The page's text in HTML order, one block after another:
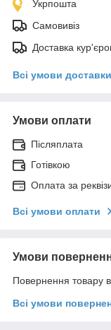
Укрпошта
Самовивіз
Доставка
Всі умови доставки
Умови оплати
Післяплата
Готівкою
Оплата за
Всі умови оплати
Умови
Повернення товару
Всі умови